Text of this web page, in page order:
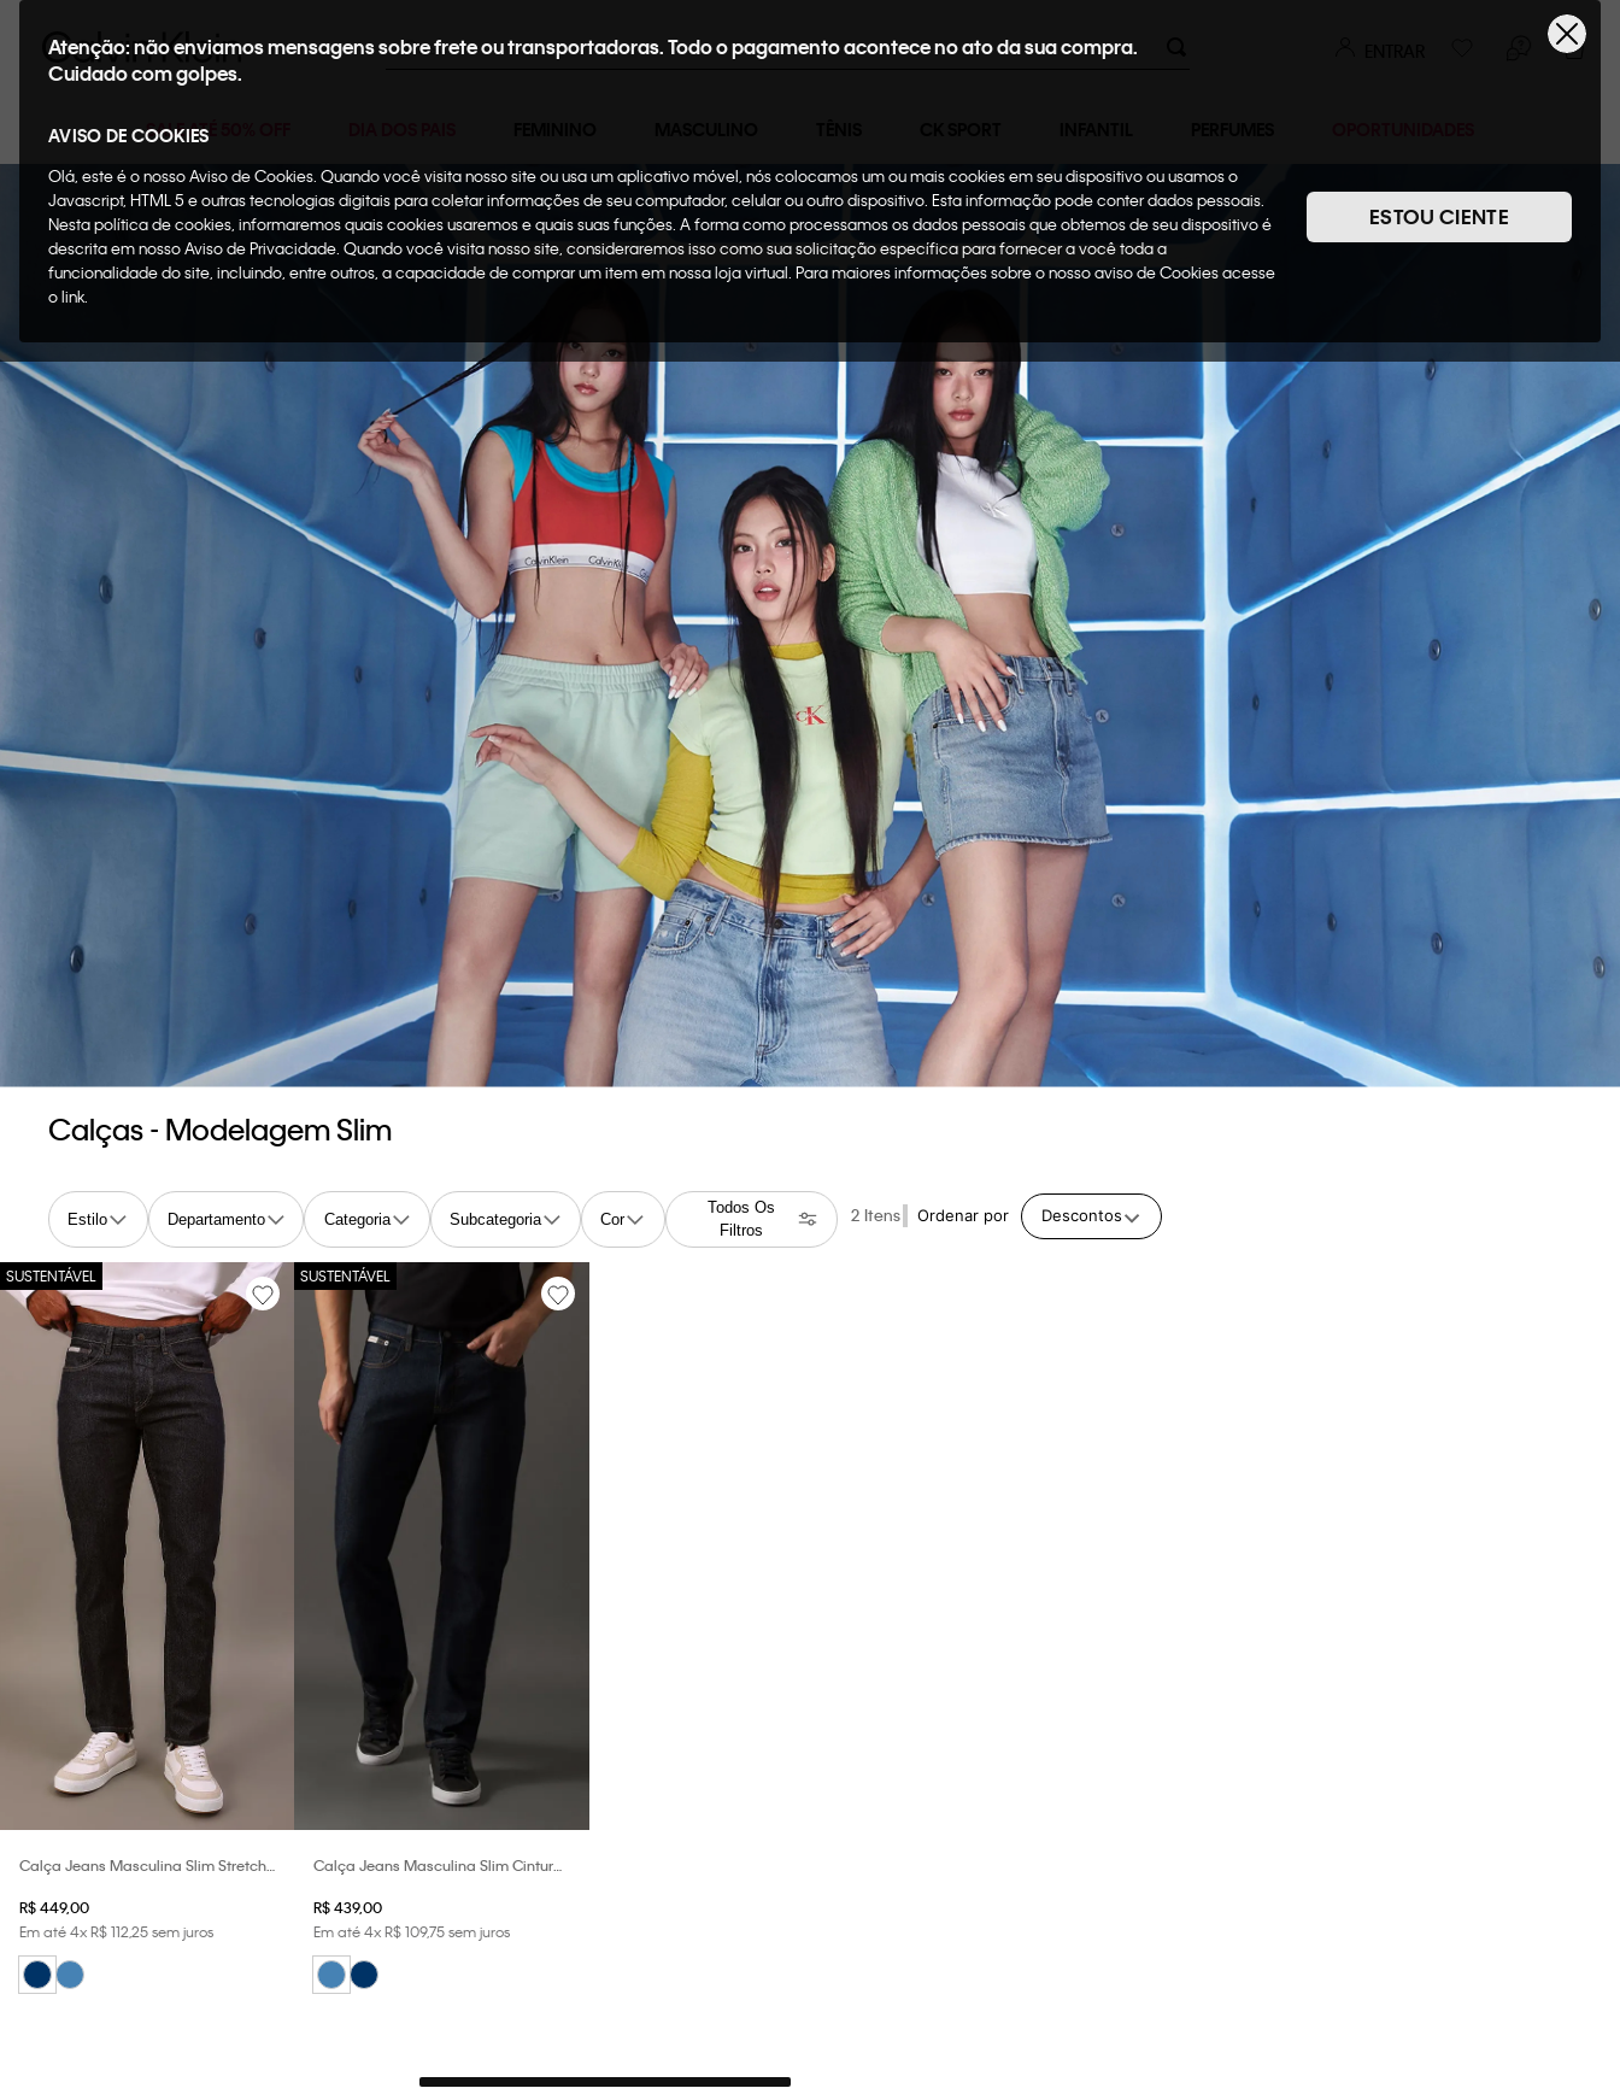
Buscar
SALE ATÉ 50% OFF
Atenção: não enviamos mensagens sobre frete ou transportadoras. Todo o pagamento acontece no ato da sua compra.
Cuidado com golpes.
AVISO DE COOKIES
Olá, este é o nosso Aviso de Cookies. Quando você visita nosso site ou usa um aplicativo móvel, nós colocamos um ou mais cookies em seu dispositivo ou usamos o
Javascript, HTML 5 e outras tecnologias digitais para coletar informações de seu computador, celular ou outro dispositivo. Esta informação pode conter dados pessoais.
Nesta política de cookies, informaremos quais cookies usaremos e quais suas funções. A forma como processamos os dados pessoais que obtemos de seu dispositivo é
descrita em nosso Aviso de Privacidade. Quando você visita nosso site, consideraremos isso como sua solicitação específica para fornecer a você toda a
funcionalidade do site, incluindo, entre outros, a capacidade de comprar um item em nossa loja virtual. Para maiores informações sobre o nosso aviso de Cookies acesse
o link.
ESTOU CIENTE
Calças - Modelagem Slim
Estilo Departamento Categoria Subcategoria Cor
Todos Os
Filtros
2 Ordenar por Descontos
Calça Jeans Masculina Slim Stretch
R$449,00
Em até4xR$112,25sem juros
Calça Jeans Masculina Slim Cintura
Azul Médio
R$ 439,00
Em até4xR$ 109,75sem juros